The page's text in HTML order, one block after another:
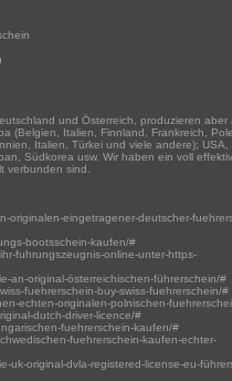
und Österreich, produzieren aber
(Belgien, Italien, Finnland, Frankreich,
Italien, Türkei und viele andere); USA,
Südkorea usw. Wir haben ein voll
verbunden sind.
originalen-eingetragener-deutscher-
bootsschein-kaufen/#
fuhrungszeugnis-online-unter-https-
an-original-österreichischen-führerschein/#
fuehrerschein-buy-swiss-fuehrerschein/#
echten-originalen-polnischen-
dutch-driver-licence/#
fuehrerschein-kaufen/#
fuehrerschein-kaufen-echter-
uk-original-dvla-registered-license-eu-